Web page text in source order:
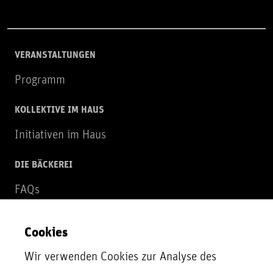
VERANSTALTUNGEN
Programm
KOLLEKTIVE IM HAUS
Initiativen im Haus
DIE BÄCKEREI
FAQs
NEWSLETTER
Zur Newsletter Anmeldung
Cookies
Wir verwenden Cookies zur Analyse des